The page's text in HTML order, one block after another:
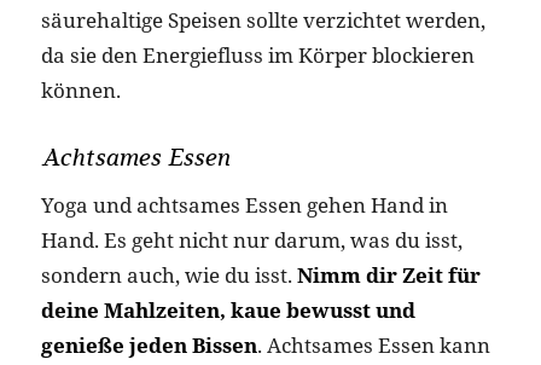
säurehaltige Speisen sollte verzichtet werden,
da sie den Energiefluss im Körper blockieren
können.
Achtsames Essen
Yoga und achtsames Essen gehen Hand in
Hand. Es geht nicht nur darum, was du isst,
sondern auch, wie du isst. Nimm dir Zeit für
deine Mahlzeiten, kaue bewusst und
genieße jeden Bissen. Achtsames Essen kann